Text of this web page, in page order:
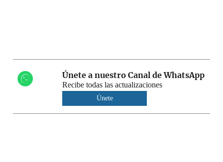
Únete a nuestro Canal de WhatsApp
Recibe todas las actualizaciones
Únete